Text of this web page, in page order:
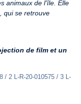
animaux de l'île. Elle
qui se retrouve
de film et un
/ 2 L-R-20-010575 / 3 L-